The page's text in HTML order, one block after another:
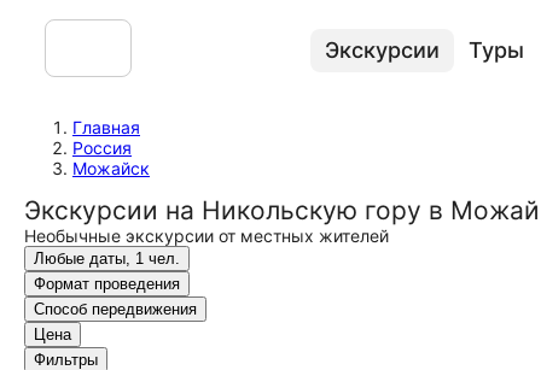
Экскурсии Туры
Главная
Россия
Можайск
Экскурсии на Никольскую гору в
Необычные экскурсии от местных жителей
Любые даты, 1 чел.
Формат проведения
Способ передвижения
Цена
Фильтры